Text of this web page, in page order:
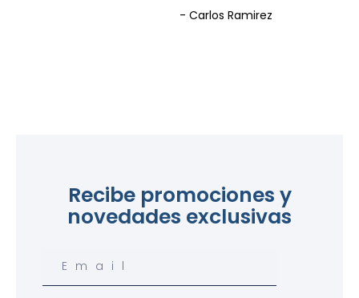
- Carlos Ramirez
Recibe promociones y
novedades exclusivas